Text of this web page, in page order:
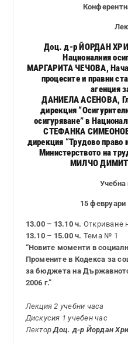
Доц. д-р ЙОРДАН
Националния
МАРГАРИТА ЧЕЧОВА,
процесите и правни
агенция
ДАНИЕЛА АСЕНОВА,
дирекция
осигуряване” в
СТЕФАНКА
дирекция “Трудово право
Министерството на
МИЛЧО
Учебна
15 февруари
13.00 – 13.10 ч. Откриване
13.10 – 15.00 ч. Тема № 1
“Новите моменти в
Промените в Кодекса за
за бюджета на
2006 г.”
Лекция 2 учебни часа
Дискусия 1 учебен час
ЛекторДоц. д-р Йордан